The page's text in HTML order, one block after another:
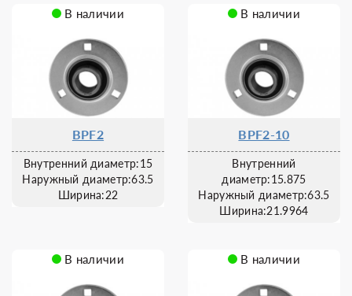
В наличии
BPF2
Внутренний диаметр:15
Наружный диаметр:63.5
Ширина:22
В наличии
BPF2-10
Внутренний
диаметр:15.875
Наружный диаметр:63.5
Ширина:21.9964
В наличии В наличии